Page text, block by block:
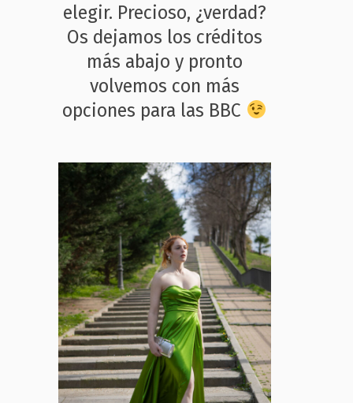
elegir. Precioso, ¿verdad?
Os dejamos los créditos
más abajo y pronto
volvemos con más
opciones para las BBC